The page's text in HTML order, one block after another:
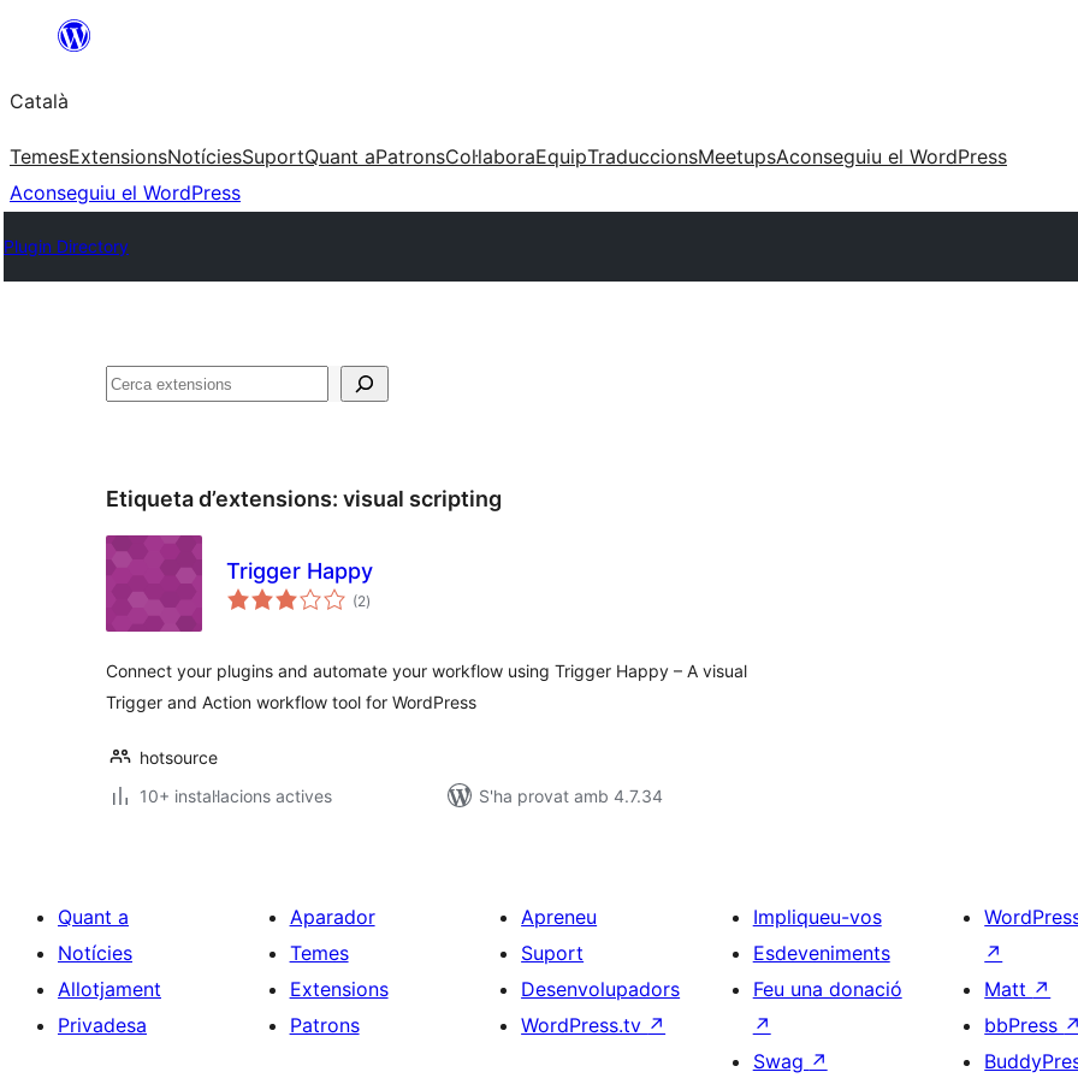
contingut
Català
TemesExtensionsNotíciesSuportQuant aPatronsCol·laboraEquipTraduccionsMeetupsAconseguiu el WordPress
Aconseguiu el WordPress
Plugin Directory
Cerca
Etiqueta d’extensions: visual scripting
Trigger Happy
(2puntuacions
totals
)
Connect your plugins and automate your workflow using Trigger Happy – A visual
Trigger and Action workflow tool for WordPress
hotsource
10+ instal·lacions actives
S'ha provat amb 4.7.34
Quant a
Notícies
Allotjament
Privadesa
Aparador
Temes
Extensions
Patrons
Apreneu
Suport
Desenvolupadors
WordPress.tv ↗
Impliqueu-vos
Esdeveniments
Feu una donació
↗
Swag ↗
↗
Matt ↗
bbPress ↗